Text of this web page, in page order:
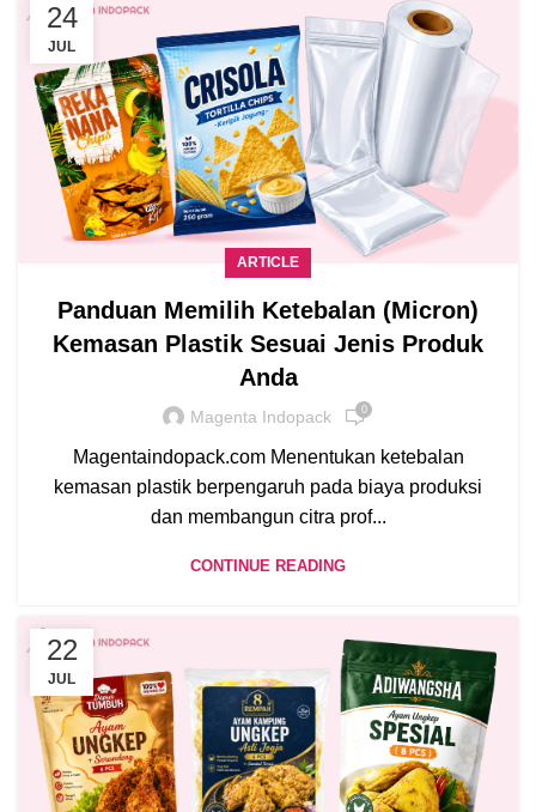
24
JUL
ARTICLE
Panduan Memilih Ketebalan (Micron)
Kemasan Plastik Sesuai Jenis Produk
Anda
Magenta Indopack 0
Magentaindopack.com Menentukan ketebalan
kemasan plastik berpengaruh pada biaya produksi
dan membangun citra prof...
CONTINUE READING
22
JUL